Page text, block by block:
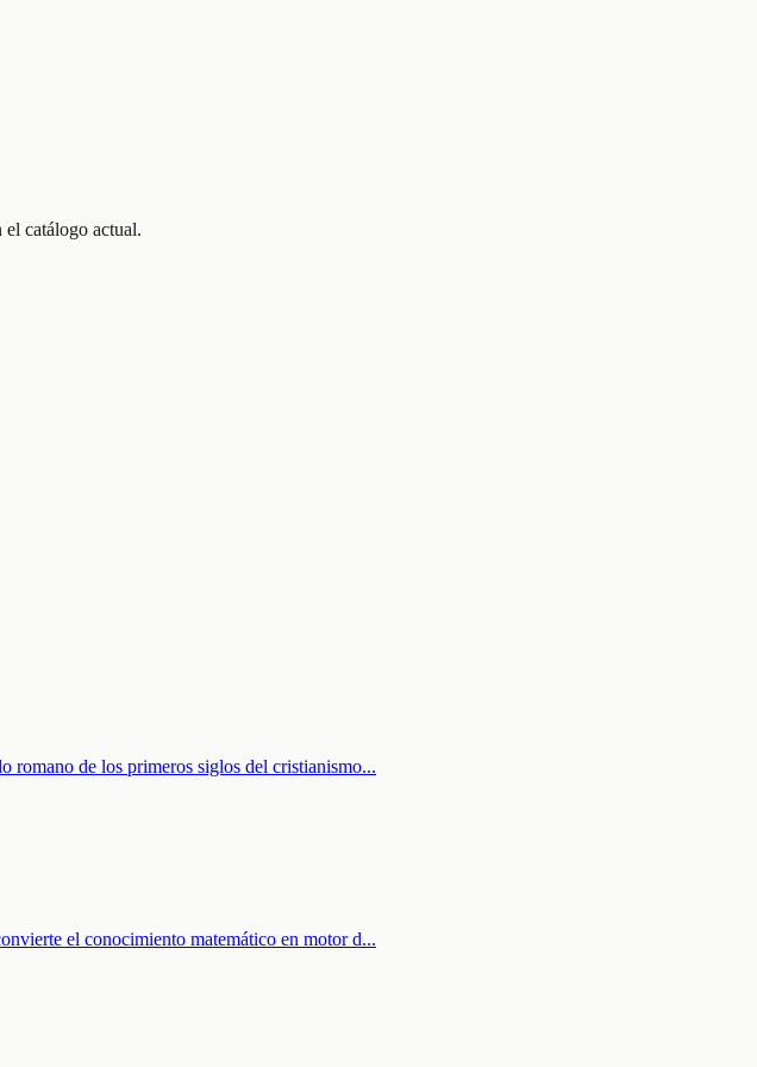
catálogo actual.
romano de los primeros siglos del cristianismo...
el conocimiento matemático en motor d...